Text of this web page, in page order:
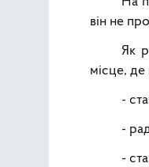
він не
Як
місце, де
-
-
-